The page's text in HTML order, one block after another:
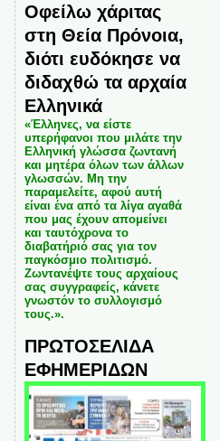
Οφείλω χάριτας
στη Θεία Πρόνοια,
διότι ευδόκησε να
διδαχθώ τα αρχαία
Ελληνικά
«Έλληνες, να είστε
υπερήφανοι που μιλάτε την
Ελληνική γλώσσα ζωντανή
και μητέρα όλων των άλλων
γλωσσών. Μη την
παραμελείτε, αφού αυτή
είναι ένα από τα λίγα αγαθά
που μας έχουν απομείνει
και ταυτόχρονα το
διαβατήριό σας για τον
παγκόσμιο πολιτισμό.
Ζωντανέψτε τους αρχαίους
σας συγγραφείς, κάνετε
γνωστόν το συλλογισμό
τους.».
ΠΡΩΤΟΣΕΛΙΔΑ
ΕΦΗΜΕΡΙΔΩΝ